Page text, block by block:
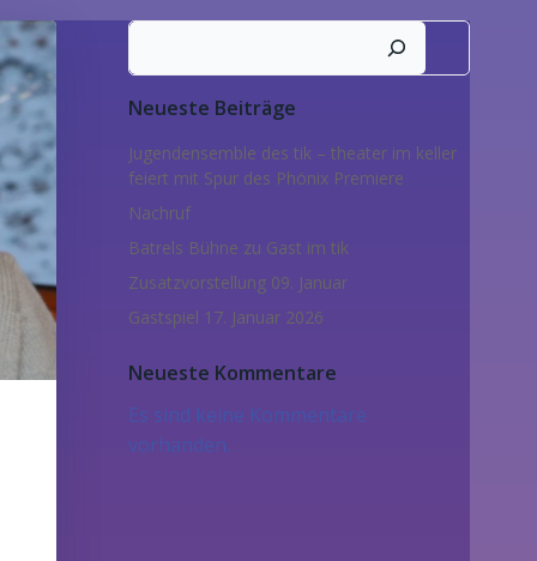
Suchen
Neueste Beiträge
Jugendensemble des tik – theater im keller
feiert mit Spur des Phönix Premiere
Nachruf
Batrels Bühne zu Gast im tik
Zusatzvorstellung 09. Januar
Gastspiel 17. Januar 2026
Neueste Kommentare
Es sind keine Kommentare
vorhanden.